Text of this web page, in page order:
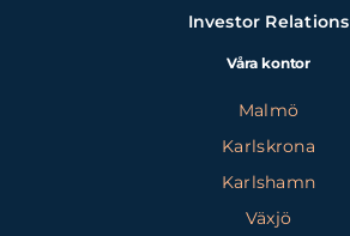
Investor Relations
Våra kontor
Malmö
Karlskrona
Karlshamn
Växjö